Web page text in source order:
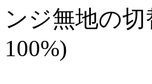
ンジ無地の
100%)